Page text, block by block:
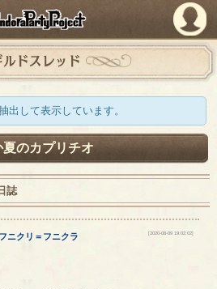
PandoraPartyProject
ルドスレッド
出して表示しています。
夏のカプリチオ
誌
フニクリ ＝ フニクラ
[2020-08-09 19:02:02]